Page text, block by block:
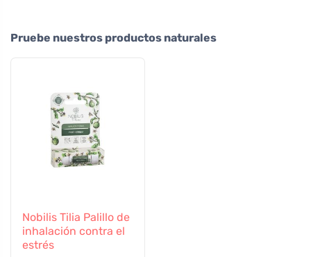
Pruebe nuestros productos naturales
Nobilis Tilia Palillo de
inhalación contra el
estrés